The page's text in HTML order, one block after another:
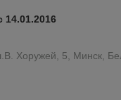
14.01.2016
Хоружей, 5, Минск,